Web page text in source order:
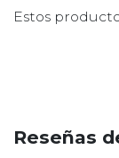
Estos
Reseñas